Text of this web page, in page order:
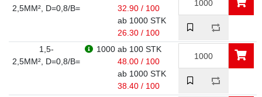
2,5MM², D=0,8/B=
32.90 / 100
ab 1000 STK
26.30 / 100
1,5-
2,5MM², D=0,8/B=
1000 ab 100 STK
48.00 / 100
ab 1000 STK
38.40 / 100